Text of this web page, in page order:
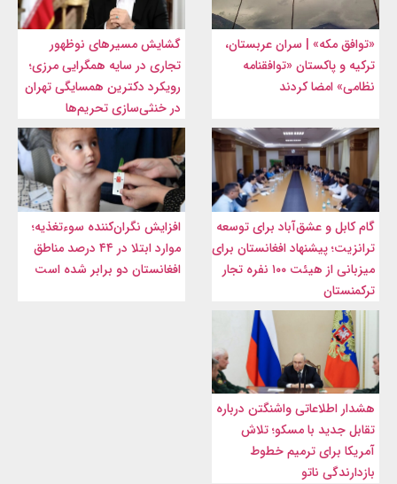
«توافق مکه» | سران عربستان،
ترکیه و پاکستان «توافقنامه
نظامی» امضا کردند
گشایش مسیرهای نوظهور
تجاری در سایه همگرایی مرزی؛
رویکرد دکترین همسایگی تهران
در خنثی‌سازی تحریم‌ها
گام کابل و عشق‌آباد برای توسعه
ترانزیت؛ پیشنهاد افغانستان برای
میزبانی از هیئت ۱۰۰ نفره تجار
ترکمنستان
افزایش نگران‌کننده سوءتغذیه؛
موارد ابتلا در ۴۴ درصد مناطق
افغانستان دو برابر شده است
هشدار اطلاعاتی واشنگتن درباره
تقابل جدید با مسکو؛ تلاش
آمریکا برای ترمیم خطوط
بازدارندگی ناتو